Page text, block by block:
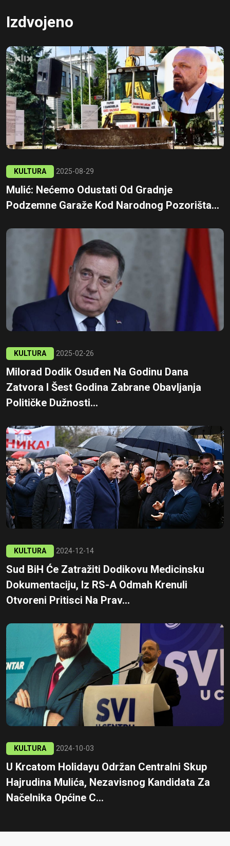
Izdvojeno
KULTURA 2025-08-29
Mulić: Nećemo Odustati Od Gradnje
Podzemne Garaže Kod Narodnog Pozorišta...
KULTURA 2025-02-26
Milorad Dodik Osuđen Na Godinu Dana
Zatvora I Šest Godina Zabrane Obavljanja
Političke Dužnosti...
KULTURA 2024-12-14
Sud BiH Će Zatražiti Dodikovu Medicinsku
Dokumentaciju, Iz RS-A Odmah Krenuli
Otvoreni Pritisci Na Prav...
KULTURA 2024-10-03
U Krcatom Holidayu Održan Centralni Skup
Hajrudina Mulića, Nezavisnog Kandidata Za
Načelnika Općine C...